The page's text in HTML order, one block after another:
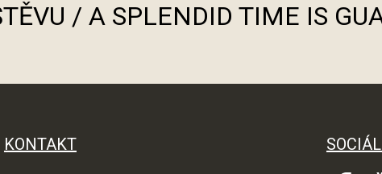
/ A SPLENDID TIME IS
KONTAKT